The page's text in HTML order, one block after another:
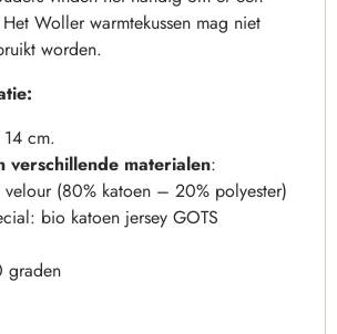
Woller warmtekussen mag niet
worden.
cm.
materialen:
(80% katoen – 20% polyester)
bio katoen jersey GOTS
graden